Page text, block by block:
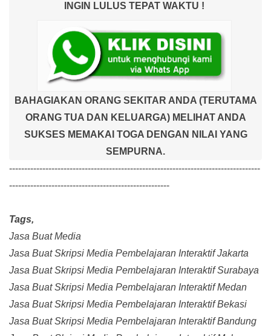
INGIN LULUS TEPAT WAKTU !
BAHAGIAKAN ORANG SEKITAR ANDA (TERUTAMA
ORANG TUA DAN KELUARGA) MELIHAT ANDA
SUKSES MEMAKAI TOGA DENGAN NILAI YANG
SEMPURNA.
-----------------------------------------------------------------------------------
-----------------------------------------------------
Tags,
Jasa Buat Media
Jasa Buat Skripsi Media Pembelajaran Interaktif Jakarta
Jasa Buat Skripsi Media Pembelajaran Interaktif Surabaya
Jasa Buat Skripsi Media Pembelajaran Interaktif Medan
Jasa Buat Skripsi Media Pembelajaran Interaktif Bekasi
Jasa Buat Skripsi Media Pembelajaran Interaktif Bandung